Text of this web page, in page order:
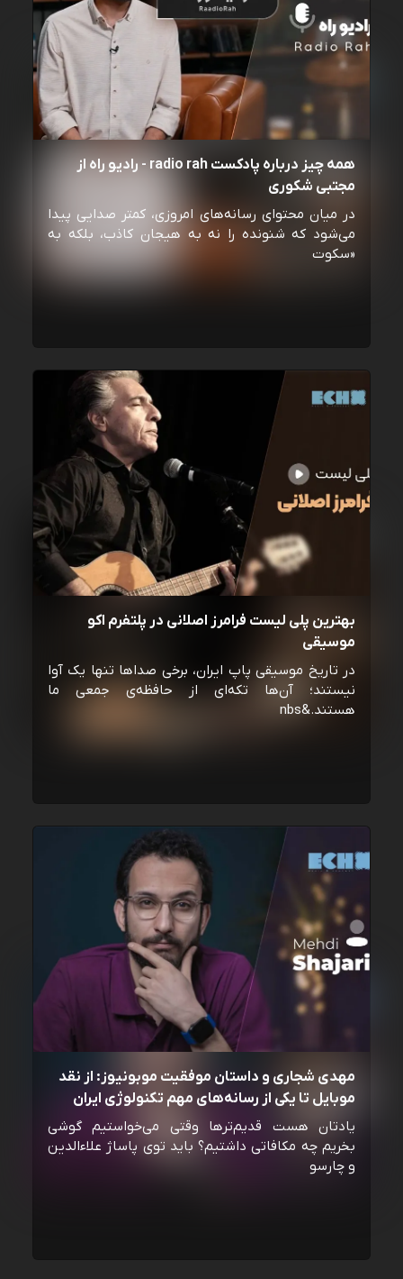
همه چیز درباره پادکست radio rah - رادیو راه از
مجتبی شکوری
در میان محتوای رسانه‌های امروزی، کمتر صدایی پیدا
می‌شود که شنونده را نه به هیجان کاذب، بلکه به
«سکوت
بهترین پلی لیست فرامرز اصلانی در پلتفرم اکو
موسیقی
در تاریخ موسیقی پاپ ایران، برخی صداها تنها یک آوا
نیستند؛ آن‌ها تکه‌ای از حافظه‌ی جمعی ما
هستند.&nbs
مهدی شجاری و داستان موفقیت موبونیوز: از نقد
موبایل تا یکی از رسانه‌‌های مهم تکنولوژی ایران
یادتان هست قدیم‌ترها وقتی می‌خواستیم گوشی
بخریم چه مکافاتی داشتیم؟ باید توی پاساژ علاءالدین
و چارسو